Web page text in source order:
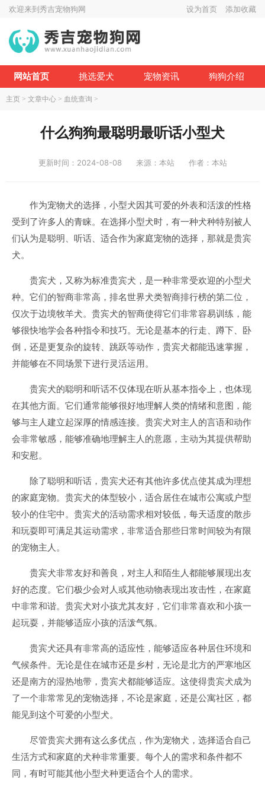
欢迎来到秀吉宠物狗网 设为首页 添加收藏
网站首页 挑选爱犬 宠物资讯 狗狗介绍
主页 > 文章中心 > 血统查询 >
什么狗狗最聪明最听话小型犬
更新时间：2024-08-08 来源：本站 作者：本站
作为宠物犬的选择，小型犬因其可爱的外表和活泼的性格
受到了许多人的青睐。在选择小型犬时，有一种犬种特别被人
们认为是聪明、听话、适合作为家庭宠物的选择，那就是贵宾
犬。
贵宾犬，又称为标准贵宾犬，是一种非常受欢迎的小型犬
种。它们的智商非常高，排名世界犬类智商排行榜的第二位，
仅次于边境牧羊犬。贵宾犬的智商使得它们非常容易训练，能
够很快地学会各种指令和技巧。无论是基本的行走、蹲下、卧
倒，还是更复杂的旋转、跳跃等动作，贵宾犬都能迅速掌握，
并能够在不同场景下进行灵活运用。
贵宾犬的聪明和听话不仅体现在听从基本指令上，也体现
在其他方面。它们通常能够很好地理解人类的情绪和意图，能
够与主人建立起深厚的情感连接。贵宾犬对主人的言语和动作
会非常敏感，能够准确地理解主人的意愿，主动为其提供帮助
和安慰。
除了聪明和听话，贵宾犬还有其他许多优点使其成为理想
的家庭宠物。贵宾犬的体型较小，适合居住在城市公寓或户型
较小的住宅中。贵宾犬的活动需求相对较低，每天适度的散步
和玩耍即可满足其运动需求，非常适合那些日常时间较为有限
的宠物主人。
贵宾犬非常友好和善良，对主人和陌生人都能够展现出友
好的态度。它们极少会对人或其他动物表现出攻击性，在家庭
中非常和谐。贵宾犬对小孩尤其友好，它们非常喜欢和小孩一
起玩耍，并能够适应小孩的活泼气氛。
贵宾犬还具有非常高的适应性，能够适应各种居住环境和
气候条件。无论是住在城市还是乡村，无论是北方的严寒地区
还是南方的湿热地带，贵宾犬都能够适应。这使得贵宾犬成为
了一个非常常见的宠物选择，不论是家庭，还是公寓社区，都
能见到这个可爱的小型犬。
尽管贵宾犬拥有这么多优点，作为宠物犬，选择适合自己
生活方式和家庭的犬种非常重要。每个人的需求和条件都不
同，有时可能其他小型犬种更适合个人的需求。